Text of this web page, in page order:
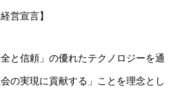
営宣言】
と信頼」の優れたテクノロジーを通
の実現に貢献する」ことを理念とし